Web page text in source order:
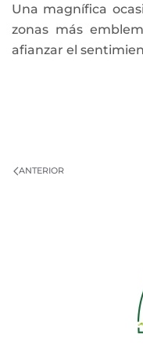
Una magnífica
zonas más
afianzar el
ANTERIOR